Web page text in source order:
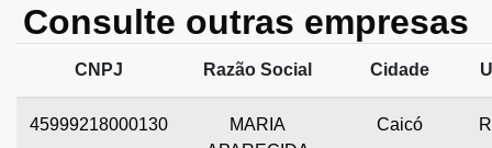
Consulte outras empresas
CNPJ Razão Social Cidade
45999218000130
MARIA
Caicó